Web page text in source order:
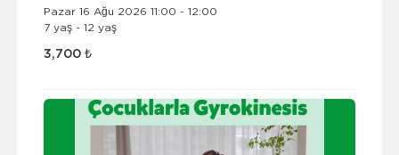
Pazar 16 Ağu 2026 11:00 - 12:00
7 yaş - 12 yaş
3,700 ₺